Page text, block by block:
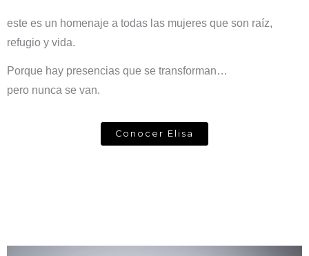
este es un homenaje a todas las mujeres que son raíz,
refugio y vida.
Porque hay presencias que se transforman…
pero nunca se van.
Conocer Elisa